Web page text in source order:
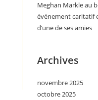
Meghan Markle au
événement caritatif
d’une de ses amies
Archives
novembre 2025
octobre 2025